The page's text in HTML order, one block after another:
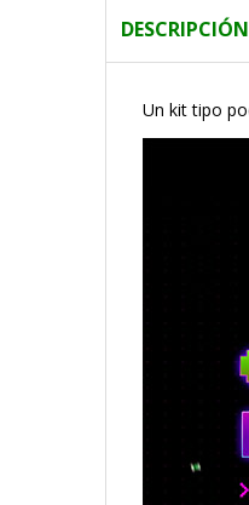
DESCRIPCIÓN
Un kit tipo